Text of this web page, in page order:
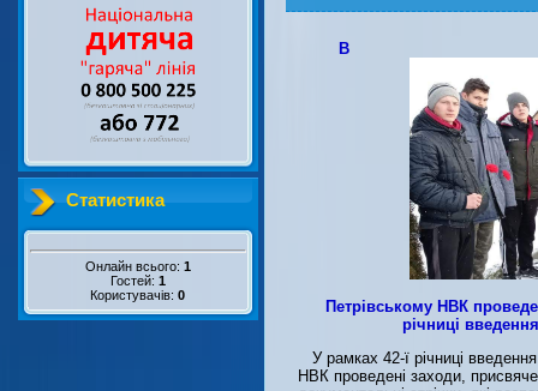
Статистика
Онлайн всього: 1
Гостей: 1
Користувачів:0
В
Петрівському НВК
річниці
У рамках 42-ї річниці
НВК проведені заходи,